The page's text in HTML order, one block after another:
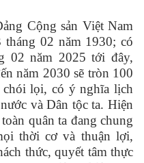
Cộng sản Việt Nam
02 năm 1930; có
02 năm 2025 tới đây,
năm 2030 sẽ tròn 100
lọi, có ý nghĩa lịch
và Dân tộc ta. Hiện
quân ta đang chung
thời cơ và thuận lợi,
thức, quyết tâm thực